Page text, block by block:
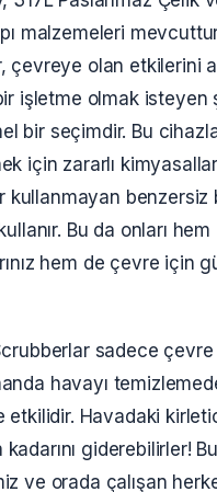
malzemeleri
çevreye olan etkilerini
işletme olmak isteyen
bir seçimdir. Bu
için zararlı
kullanmayan benzersiz
Bu da onları hem
hem de çevre için
sadece
havayı
etkilidir. Havadaki
giderebilirler!
ve orada çalışan